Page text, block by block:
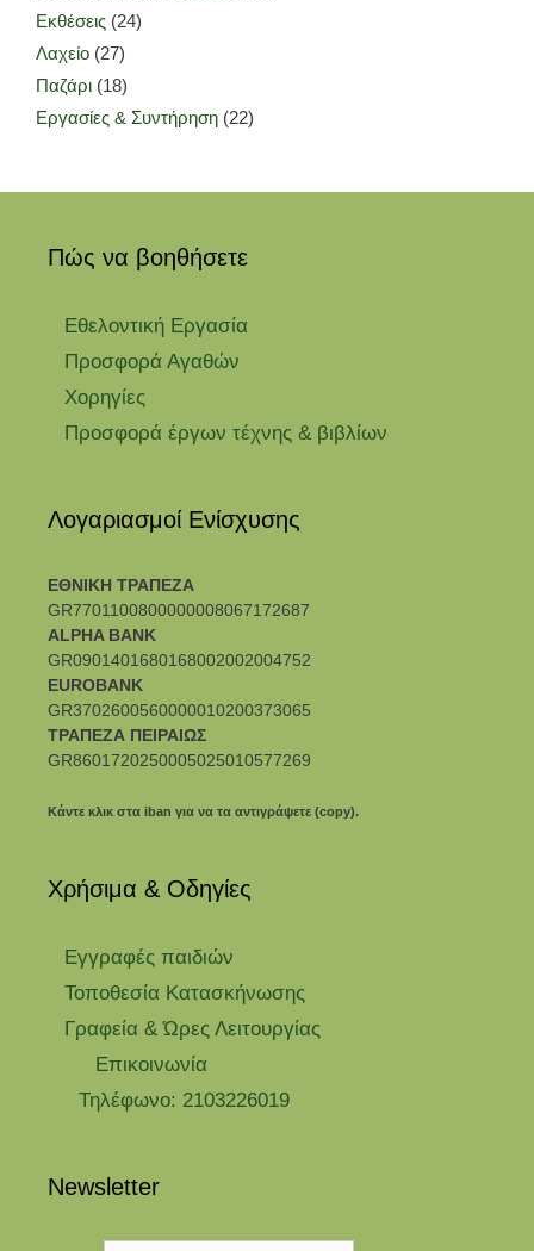
Εκθέσεις (24)
Λαχείο (27)
Παζάρι (18)
Εργασίες & Συντήρηση (22)
Πώς να βοηθήσετε
Εθελοντική Εργασία
Προσφορά Αγαθών
Χορηγίες
Προσφορά έργων τέχνης & βιβλίων
Λογαριασμοί Ενίσχυσης
ΕΘΝΙΚΗ ΤΡΑΠΕΖΑ
GR7701100800000008067172687
ALPHA BANK
GR0901401680168002002004752
EUROBANK
GR3702600560000010200373065
ΤΡΑΠΕΖΑ ΠΕΙΡΑΙΩΣ
GR8601720250005025010577269
Κάντε κλικ στα iban για να τα αντιγράψετε (copy).
Χρήσιμα & Οδηγίες
Eγγραφές παιδιών
Τοποθεσία Κατασκήνωσης
Γραφεία & Ώρες Λειτουργίας
Επικοινωνία
Τηλέφωνο: 2103226019
Newsletter